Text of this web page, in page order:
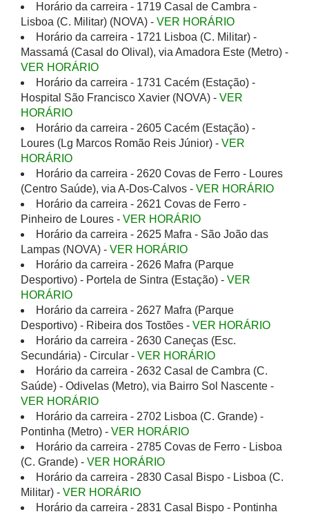
Horário da carreira - 1719 Casal de Cambra -
Lisboa (C. Militar) (NOVA) - VER HORÁRIO
Horário da carreira - 1721 Lisboa (C. Militar) -
Massamá (Casal do Olival), via Amadora Este (Metro) -
VER HORÁRIO
Horário da carreira - 1731 Cacém (Estação) -
Hospital São Francisco Xavier (NOVA) - VER
HORÁRIO
Horário da carreira - 2605 Cacém (Estação) -
Loures (Lg Marcos Romão Reis Júnior) - VER
HORÁRIO
Horário da carreira - 2620 Covas de Ferro - Loures
(Centro Saúde), via A-Dos-Calvos - VER HORÁRIO
Horário da carreira - 2621 Covas de Ferro -
Pinheiro de Loures - VER HORÁRIO
Horário da carreira - 2625 Mafra - São João das
Lampas (NOVA) - VER HORÁRIO
Horário da carreira - 2626 Mafra (Parque
Desportivo) - Portela de Sintra (Estação) - VER
HORÁRIO
Horário da carreira - 2627 Mafra (Parque
Desportivo) - Ribeira dos Tostões - VER HORÁRIO
Horário da carreira - 2630 Caneças (Esc.
Secundária) - Circular - VER HORÁRIO
Horário da carreira - 2632 Casal de Cambra (C.
Saúde) - Odivelas (Metro), via Bairro Sol Nascente -
VER HORÁRIO
Horário da carreira - 2702 Lisboa (C. Grande) -
Pontinha (Metro) - VER HORÁRIO
Horário da carreira - 2785 Covas de Ferro - Lisboa
(C. Grande) - VER HORÁRIO
Horário da carreira - 2830 Casal Bispo - Lisboa (C.
Militar) - VER HORÁRIO
Horário da carreira - 2831 Casal Bispo - Pontinha